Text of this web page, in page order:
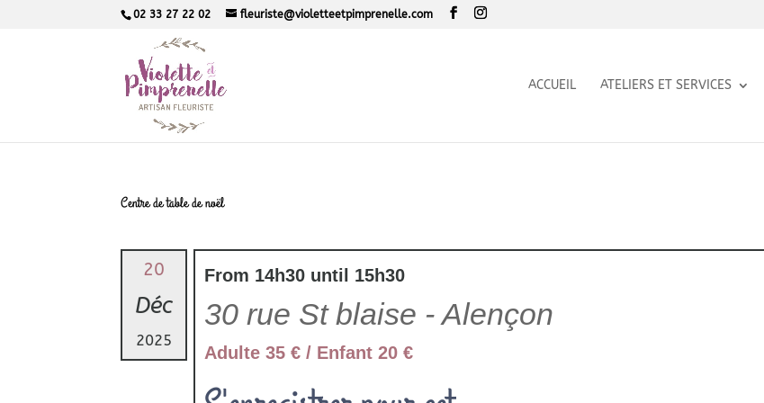
02 33 27 22 02 fleuriste@violetteetpimprenelle.com
ACCUEIL ATELIERS ET SERVICES
Centre de table de noël
20
Déc
2025
From 14h30 until 15h30
30 rue St blaise - Alençon
Adulte 35 € / Enfant 20 €